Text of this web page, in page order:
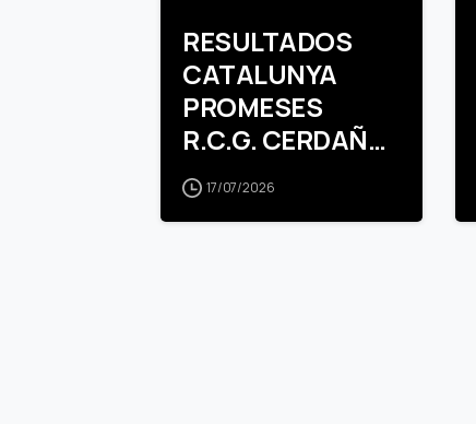
RESULTADOS
CATALUNYA
PROMESES
R.C.G. CERDAÑA
INFANTIL
FEMENINO
17/07/2026